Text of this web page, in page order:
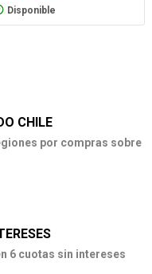
Disponible
CHILE
por compras sobre
6 cuotas sin intereses